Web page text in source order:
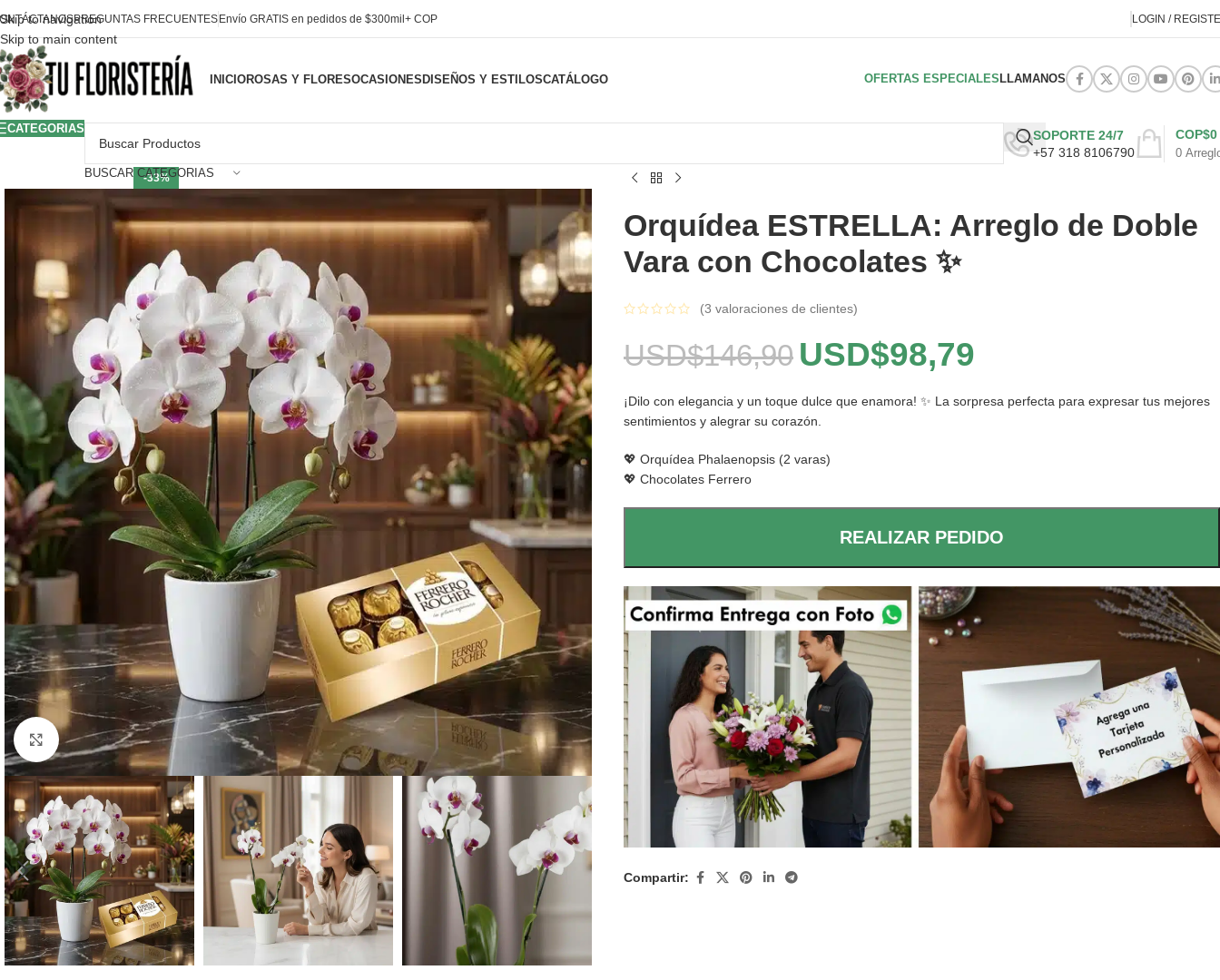
Skip to navigation
Skip to main content
PREGUNTAS FRECUENTESEnvío GRATIS en pedidos de $300mil+ COP LOGIN /
INICIOROSAS Y FLORESOCASIONESDISEÑOS Y ESTILOSCATÁLOGO OFERTAS ESPECIALES LLAMANOS
CATEGORIAS
BUSCAR CATEGORIAS
SOPORTE 24/7
+57 318 8106790
0
COP$0
-33%
Click to enlarge
Orquídea ESTRELLA: Arreglo de Doble
Vara con Chocolates ✨
(3 valoraciones de clientes)
USD$146,90 USD$98,79
¡Dilo con elegancia y un toque dulce que enamora! ✨ La sorpresa perfecta para expresar tus mejores
sentimientos y alegrar su corazón.
💖 Orquídea Phalaenopsis (2 varas)
💖 Chocolates Ferrero
REALIZAR PEDIDO
Compartir: